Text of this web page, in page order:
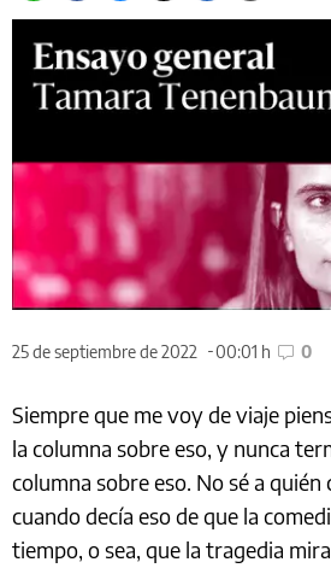
25 de septiembre de 2022 00:01 h 0
Siempre que me voy de viaje
la columna sobre eso, y nunca
columna sobre eso. No sé a
cuando decía eso de que la
tiempo, o sea, que la tragedia